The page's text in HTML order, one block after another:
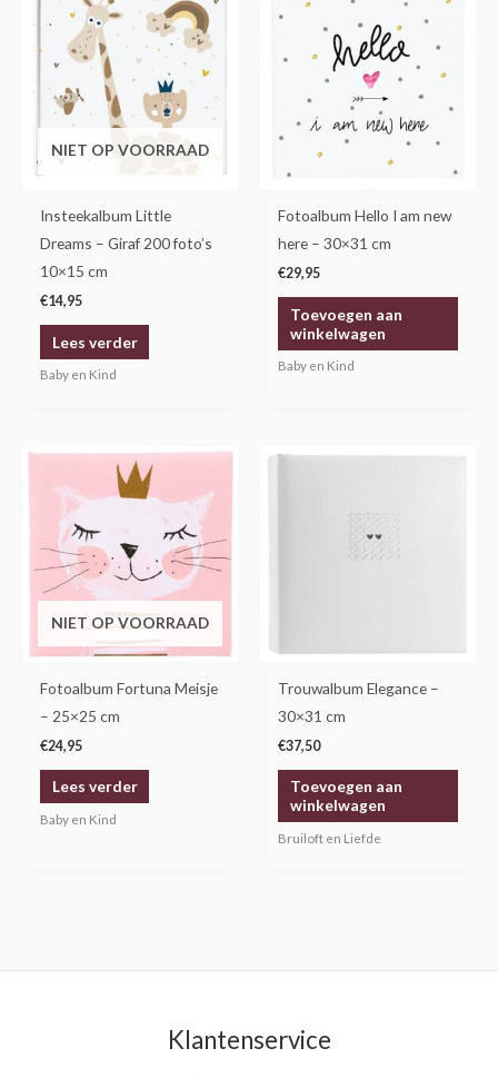
NIET OP VOORRAAD
Insteekalbum Little
Dreams – Giraf 200 foto’s
10×15 cm
€14,95
Lees verder
Baby en Kind
Fotoalbum Hello I am new
here – 30×31 cm
€29,95
Toevoegen aan
winkelwagen
Baby en Kind
NIET OP VOORRAAD
Fotoalbum Fortuna Meisje
– 25×25 cm
€24,95
Lees verder
Baby en Kind
Trouwalbum Elegance –
30×31 cm
€37,50
Toevoegen aan
winkelwagen
Bruiloft en Liefde
Klantenservice